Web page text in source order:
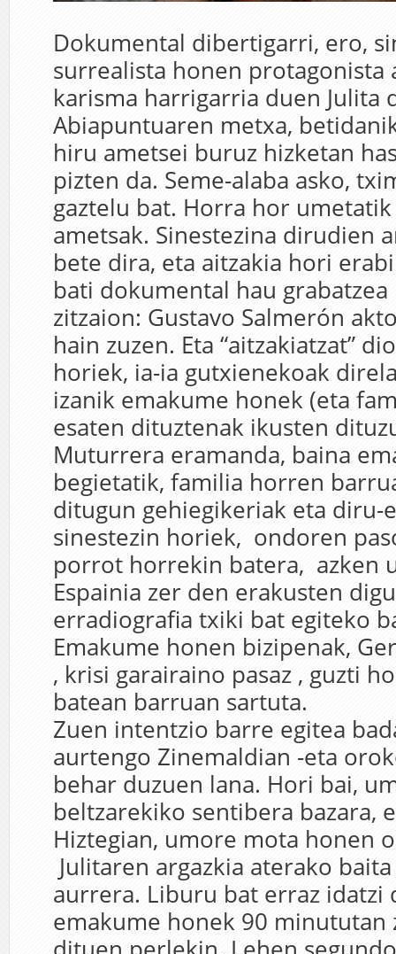
Dokumental dibertigarri, ero,
surrealista honen protagonista
karisma harrigarria duen Julita
Abiapuntuaren metxa,
hiru ametsei buruz hizketan
pizten da. Seme-alaba asko,
gaztelu bat. Horra hor
ametsak. Sinestezina dirudien
bete dira, eta aitzakia hori
bati dokumental hau
zitzaion: Gustavo Salmerón
hain zuzen. Eta “aitzakiatzat”
horiek, ia-ia gutxienekoak
izanik emakume honek (eta
esaten dituztenak ikusten
Muturrera eramanda, baina
begietatik, familia horren
ditugun gehiegikeriak eta diru-
sinestezin horiek, ondoren
porrot horrekin batera, azken
Espainia zer den erakusten
erradiografia txiki bat egiteko
Emakume honen bizipenak,
, krisi garairaino pasaz , guzti
batean barruan sartuta.
Zuen intentzio barre egitea
aurtengo Zinemaldian -eta
behar duzuen lana. Hori bai,
beltzarekiko sentibera bazara,
Hiztegian, umore mota honen
Julitaren argazkia aterako
aurrera. Liburu bat erraz idatzi
emakume honek 90 minututan